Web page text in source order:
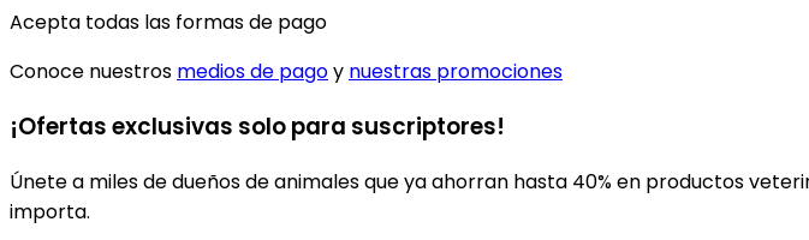
Acepta todas las formas de pago
Conoce nuestros medios de pagoy nuestras promociones
¡Ofertas exclusivas solo para suscriptores!
Únete a miles de dueños de animales que ya ahorran hasta 40% en productos
importa.